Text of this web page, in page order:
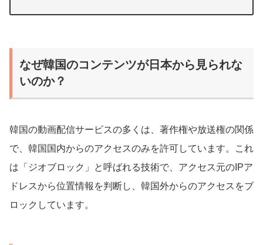
なぜ韓国のコンテンツが日本から見られな
いのか？
韓国の動画配信サービスの多くは、著作権や放送権の関係
で、韓国国内からのアクセスのみを許可しています。これ
は「ジオブロック」と呼ばれる技術で、アクセス元のIPア
ドレスから位置情報を判断し、韓国外からのアクセスをブ
ロックしています。